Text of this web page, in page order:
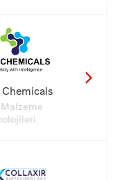
Chemicals